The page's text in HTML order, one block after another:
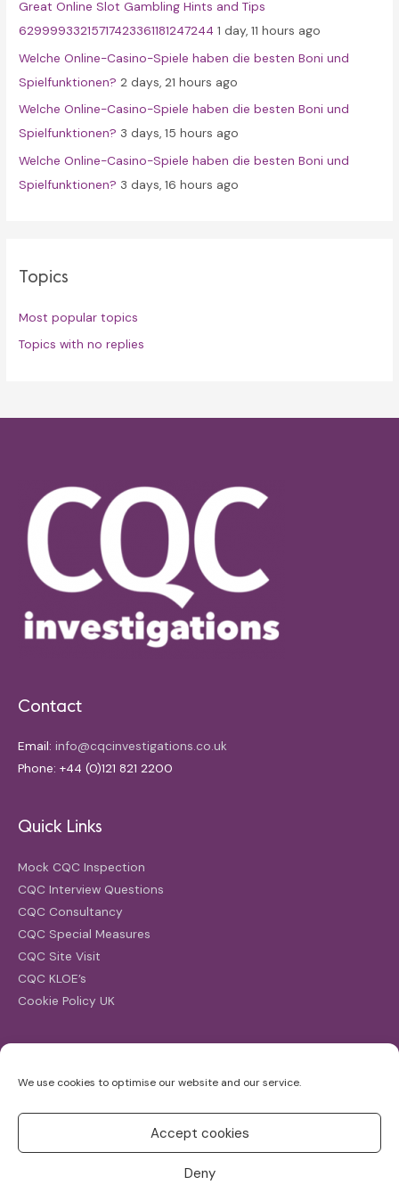
We use cookies to optimise our website and our service.
Accept cookies
Deny
:Great Online Slot Gambling Hints and Tips
62999933215717423361181247244 1 day, 11 hours ago
Welche Online-Casino-Spiele haben die besten Boni und
Spielfunktionen? 2 days, 21 hours ago
Welche Online-Casino-Spiele haben die besten Boni und
Spielfunktionen? 3 days, 15 hours ago
Welche Online-Casino-Spiele haben die besten Boni und
Spielfunktionen? 3 days, 16 hours ago
Topics
Most popular topics
Topics with no replies
Contact
Email: info@cqcinvestigations.co.uk
Phone: +44 (0)121 821 2200
Quick Links
Mock CQC Inspection
CQC Interview Questions
CQC Consultancy
CQC Special Measures
CQC Site Visit
CQC KLOE’s
Cookie Policy UK
for: